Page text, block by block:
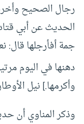
رجال الصحيح
الحديث عن أبي
جمة أفأرجلها قال‏:‏
دهنها في اليوم
وأكرمها‏.] نيل الأوطار 1/239-241
وذكر المناوي أن